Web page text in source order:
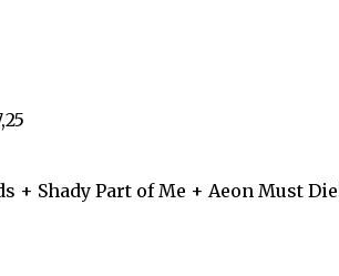
+ Shady Part of Me + Aeon Must